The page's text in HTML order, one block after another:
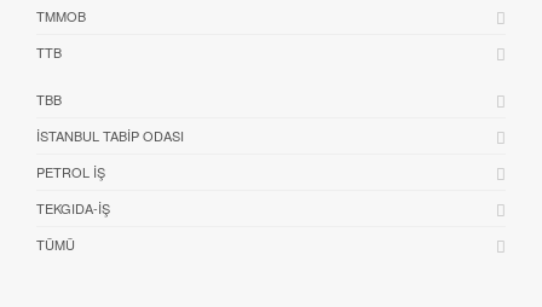
TMMOB
TTB
TBB
İSTANBUL TABIP ODASI
PETROL İŞ
TEKGIDA-İŞ
TÜMÜ